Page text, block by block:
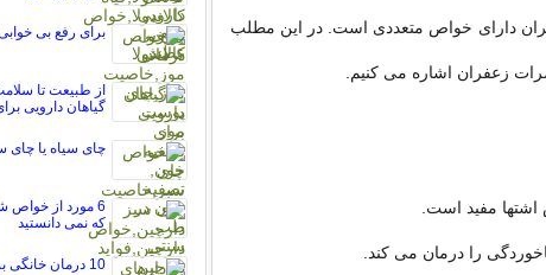
دارای خواص متعددی است. در این مطلب
مفید است.
را درمان می کند.
برای رفع بی
از طبیعت تا
گیاهان دارویی
چای سیاه یا چای
6 مورد از خواص
که نمی دانستید
10 درمان خانگی برای 10 بیماری